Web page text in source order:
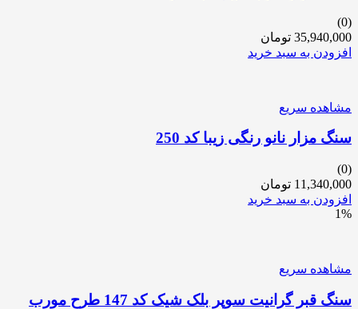
(0)
35,940,000 تومان
افزودن به سبد خرید
مشاهده سریع
سنگ مزار نانو رنگی زیبا کد 250
(0)
11,340,000 تومان
افزودن به سبد خرید
1%
مشاهده سریع
سنگ قبر گرانیت سوپر بلک شیک کد 147 طرح مورب